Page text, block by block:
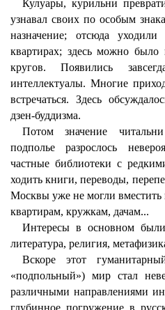
Кулуары, курильни
узнавал своих по особым
назначение; отсюда
квартирах; здесь можно было
кругов. Появились
интеллектуалы. Многие
встречаться. Здесь
дзен-буддизма.
Потом значение
подполье разрослось
частные библиотеки с
ходить книги, переводы,
Москвы уже не могли
квартирам, кружкам, дачам...
Интересы в основном
литература, религия,
Вскоре этот
«подпольный») мир стал
различными направлениями